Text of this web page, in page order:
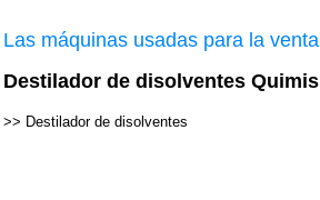
Las máquinas usadas para la venta
Destilador de disolventes Quimis
>> Destilador de disolventes